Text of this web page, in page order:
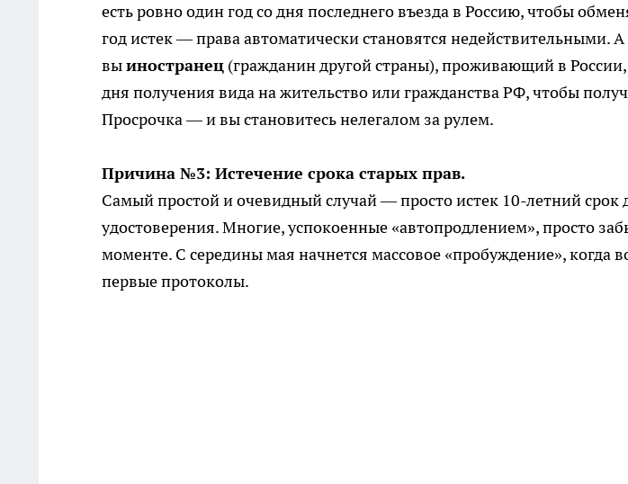
есть ровно один год со дня последнего въезда в Россию, чтобы
год истек — права автоматически становятся недействительными. А
выиностранец (гражданин другой страны), проживающий в России,
дня получения вида на жительство или гражданства РФ, чтобы
Просрочка — и вы становитесь нелегалом за рулем.
Причина №3: Истечение срока старых прав.
Самый простой и очевидный случай — просто истек 10-летний срок
удостоверения. Многие, успокоенные «автопродлением», просто
моменте. С середины мая начнется массовое «пробуждение», когда
первые протоколы.